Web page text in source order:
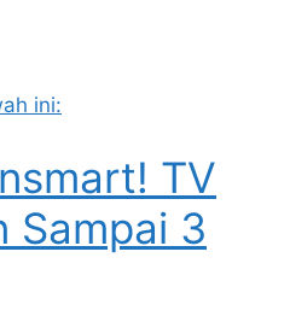
ini:
TV
Sampai 3